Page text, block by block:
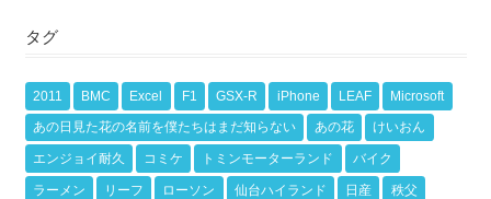
タグ
2011 BMC Excel F1 GSX-R iPhone LEAF Microsoft
あの日見た花の名前を僕たちはまだ知らない あの花 けいおん
エンジョイ耐久 コミケ トミンモーターランド バイク
ラーメン リーフ ローソン 仙台ハイランド 日産 秩父